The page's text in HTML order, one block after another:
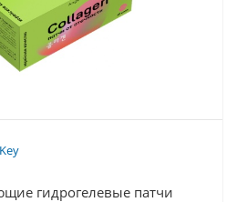
гидрогелевые патчи